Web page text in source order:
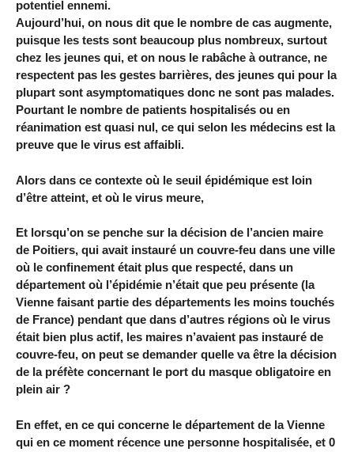
potentiel ennemi.
Aujourd’hui, on nous dit que le nombre de cas augmente,
puisque les tests sont beaucoup plus nombreux, surtout
chez les jeunes qui, et on nous le rabâche à outrance, ne
respectent pas les gestes barrières, des jeunes qui pour la
plupart sont asymptomatiques donc ne sont pas malades.
Pourtant le nombre de patients hospitalisés ou en
réanimation est quasi nul, ce qui selon les médecins est la
preuve que le virus est affaibli.
Alors dans ce contexte où le seuil épidémique est loin
d’être atteint, et où le virus meure,
Et lorsqu’on se penche sur la décision de l’ancien maire
de Poitiers, qui avait instauré un couvre-feu dans une ville
où le confinement était plus que respecté, dans un
département où l’épidémie n’était que peu présente (la
Vienne faisant partie des départements les moins touchés
de France) pendant que dans d’autres régions où le virus
était bien plus actif, les maires n’avaient pas instauré de
couvre-feu, on peut se demander quelle va être la décision
de la préfète concernant le port du masque obligatoire en
plein air ?
En effet, en ce qui concerne le département de la Vienne
qui en ce moment récence une personne hospitalisée, et 0